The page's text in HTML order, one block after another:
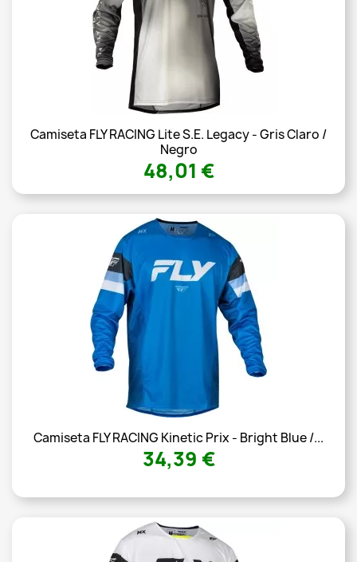
Camiseta FLY RACING Lite S.E. Legacy - Gris Claro /
Negro
48,01 €
Camiseta FLY RACING Kinetic Prix - Bright Blue /...
34,39 €